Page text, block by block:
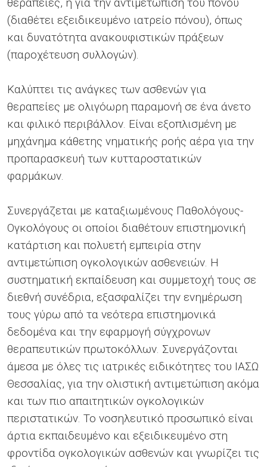
(διαθέτει εξειδικευμένο ιατρείο πόνου), όπως
και δυνατότητα ανακουφιστικών πράξεων
(παροχέτευση συλλογών).
Καλύπτει τις ανάγκες των ασθενών για
θεραπείες με ολιγόωρη παραμονή σε ένα άνετο
και φιλικό περιβάλλον. Είναι εξοπλισμένη με
μηχάνημα κάθετης νηματικής ροής αέρα για την
προπαρασκευή των κυτταροστατικών
φαρμάκων.
Συνεργάζεται με καταξιωμένους Παθολόγους-
Ογκολόγους οι οποίοι διαθέτουν επιστημονική
κατάρτιση και πολυετή εμπειρία στην
αντιμετώπιση ογκολογικών ασθενειών. Η
συστηματική εκπαίδευση και συμμετοχή τους σε
διεθνή συνέδρια, εξασφαλίζει την ενημέρωση
τους γύρω από τα νεότερα επιστημονικά
δεδομένα και την εφαρμογή σύγχρονων
θεραπευτικών πρωτοκόλλων. Συνεργάζονται
άμεσα με όλες τις ιατρικές ειδικότητες του ΙΑΣΩ
Θεσσαλίας, για την ολιστική αντιμετώπιση ακόμα
και των πιο απαιτητικών ογκολογικών
περιστατικών. Το νοσηλευτικό προσωπικό είναι
άρτια εκπαιδευμένο και εξειδικευμένο στη
φροντίδα ογκολογικών ασθενών και γνωρίζει τις